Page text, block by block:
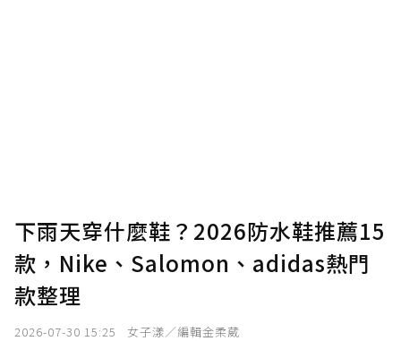
下雨天穿什麼鞋？2026防水鞋推薦15
款，Nike、Salomon、adidas熱門
款整理
2026-07-30 15:25 女子漾／編輯金柔葳